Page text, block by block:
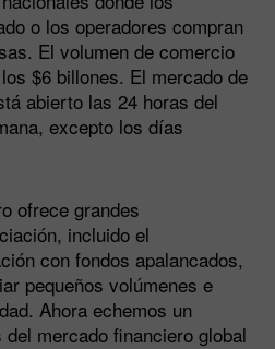
o los operadores compran
El volumen de comercio
$6 billones. El mercado de
abierto las 24 horas del
excepto los días
ofrece grandes
incluido el
con fondos apalancados,
pequeños volúmenes e
Ahora echemos un
mercado financiero global